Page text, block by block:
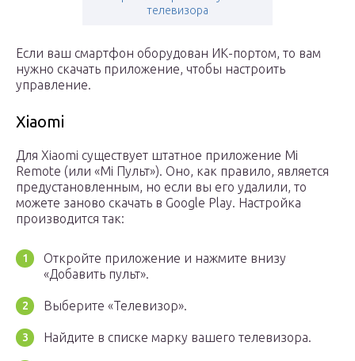
телевизора
Если ваш смартфон оборудован ИК-портом, то вам
нужно скачать приложение, чтобы настроить
управление.
Xiaomi
Для Xiaomi существует штатное приложение Mi
Remote (или «Mi Пульт»). Оно, как правило, является
предустановленным, но если вы его удалили, то
можете заново скачать в Google Play. Настройка
производится так:
Откройте приложение и нажмите внизу
«Добавить пульт».
Выберите «Телевизор».
Найдите в списке марку вашего телевизора.